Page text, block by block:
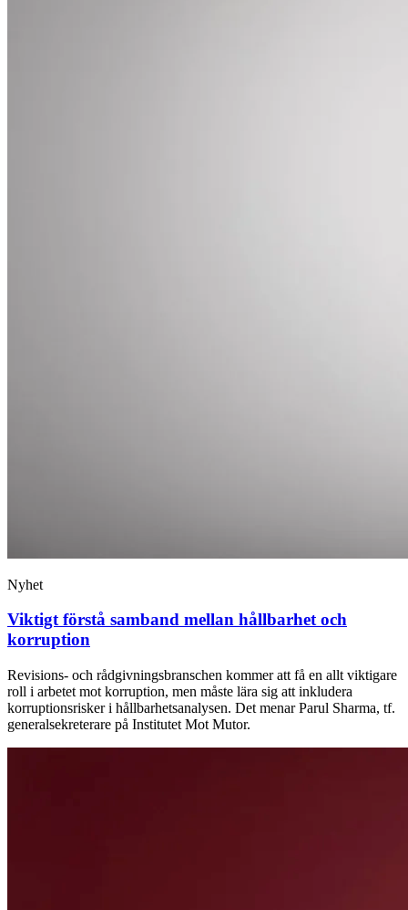
Nyhet
Viktigt förstå samband mellan hållbarhet och
korruption
Revisions- och rådgivningsbranschen kommer att få en allt viktigare
roll i arbetet mot korruption, men måste lära sig att inkludera
korruptionsrisker i hållbarhetsanalysen. Det menar Parul Sharma, tf.
generalsekreterare på Institutet Mot Mutor.